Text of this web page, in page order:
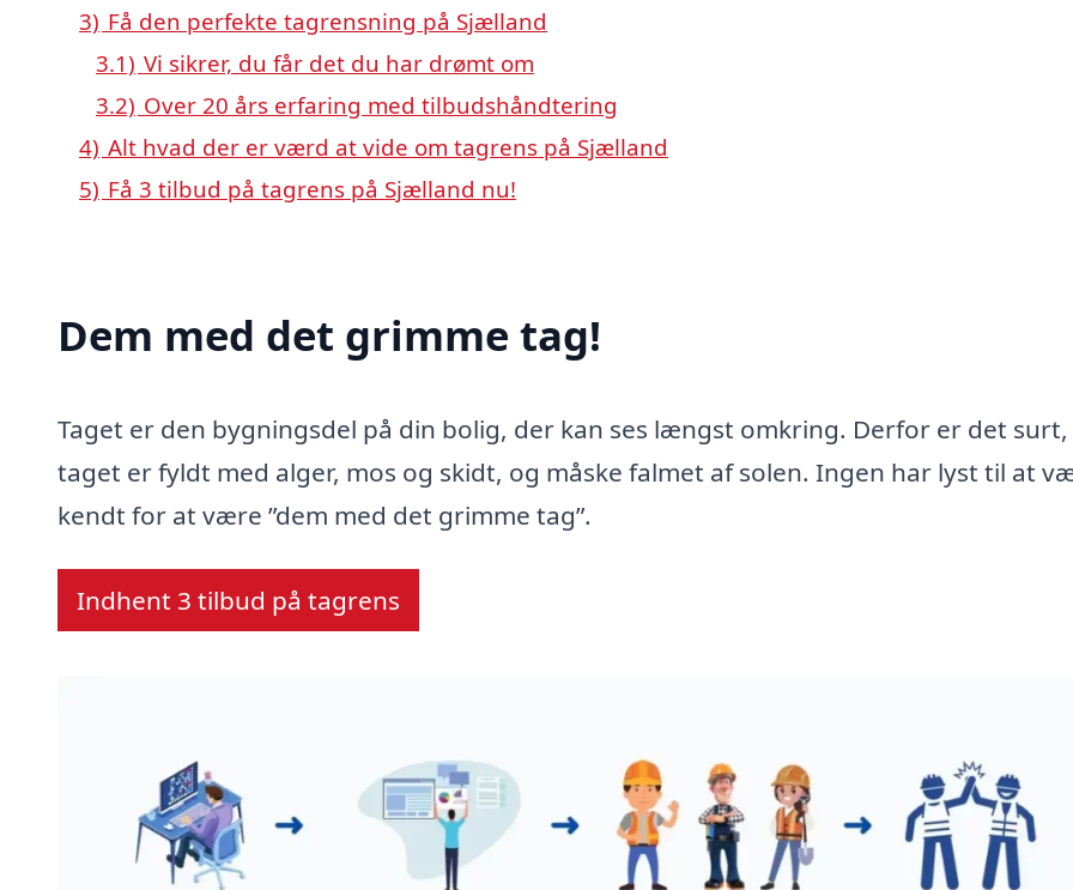
3) Få den perfekte tagrensning på Sjælland
3.1) Vi sikrer, du får det du har drømt om
3.2) Over 20 års erfaring med tilbudshåndtering
4) Alt hvad der er værd at vide om tagrens på Sjælland
5) Få 3 tilbud på tagrens på Sjælland nu!
Dem med det grimme tag!
Taget er den bygningsdel på din bolig, der kan ses længst omkring. Derfor er det
taget er fyldt med alger, mos og skidt, og måske falmet af solen. Ingen har lyst til at
kendt for at være ”dem med det grimme tag”.
Indhent 3 tilbud på tagrens